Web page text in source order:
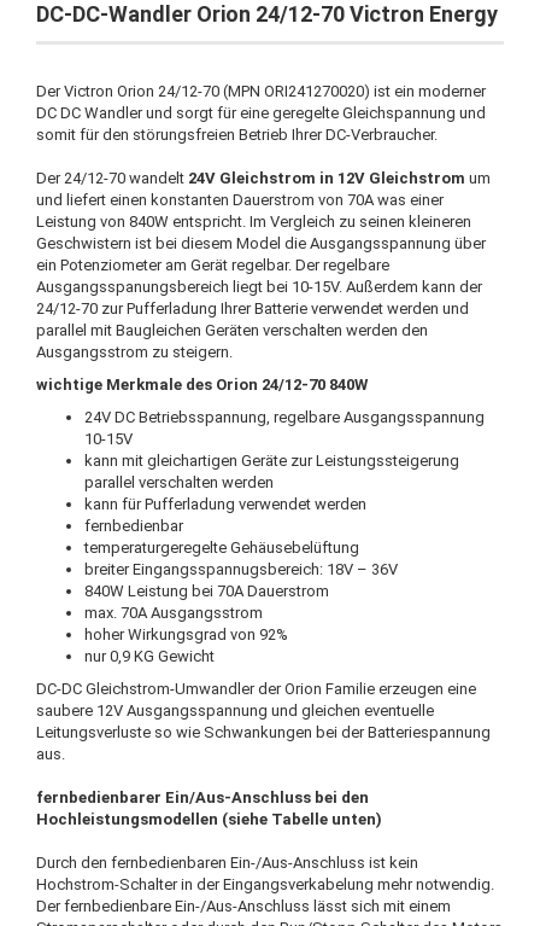
DC-DC-Wandler Orion 24/12-70 Victron Energy
Der Victron Orion 24/12-70 (MPN ORI241270020) ist ein moderner
DC DC Wandler und sorgt für eine geregelte Gleichspannung und
somit für den störungsfreien Betrieb Ihrer DC-Verbraucher.
Der 24/12-70 wandelt 24V Gleichstrom in 12V Gleichstrom um
und liefert einen konstanten Dauerstrom von 70A was einer
Leistung von 840W entspricht. Im Vergleich zu seinen kleineren
Geschwistern ist bei diesem Model die Ausgangsspannung über
ein Potenziometer am Gerät regelbar. Der regelbare
Ausgangsspanungsbereich liegt bei 10-15V. Außerdem kann der
24/12-70 zur Pufferladung Ihrer Batterie verwendet werden und
parallel mit Baugleichen Geräten verschalten werden den
Ausgangsstrom zu steigern.
wichtige Merkmale des Orion 24/12-70 840W
24V DC Betriebsspannung, regelbare Ausgangsspannung
10-15V
kann mit gleichartigen Geräte zur Leistungssteigerung
parallel verschalten werden
kann für Pufferladung verwendet werden
fernbedienbar
temperaturgeregelte Gehäusebelüftung
breiter Eingangsspannugsbereich: 18V – 36V
840W Leistung bei 70A Dauerstrom
max. 70A Ausgangsstrom
hoher Wirkungsgrad von 92%
nur 0,9 KG Gewicht
DC-DC Gleichstrom-Umwandler der Orion Familie erzeugen eine
saubere 12V Ausgangsspannung und gleichen eventuelle
Leitungsverluste so wie Schwankungen bei der Batteriespannung
aus.
fernbedienbarer Ein/Aus-Anschluss bei den
Hochleistungsmodellen (siehe Tabelle unten)
Durch den fernbedienbaren Ein-/Aus-Anschluss ist kein
Hochstrom-Schalter in der Eingangsverkabelung mehr notwendig.
Der fernbedienbare Ein-/Aus-Anschluss lässt sich mit einem